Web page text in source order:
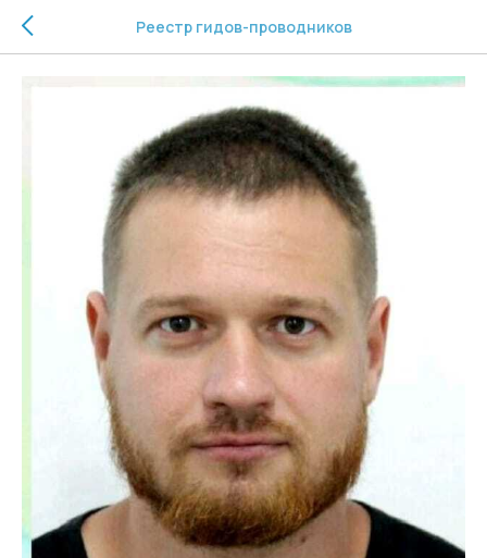
Реестр гидов-проводников